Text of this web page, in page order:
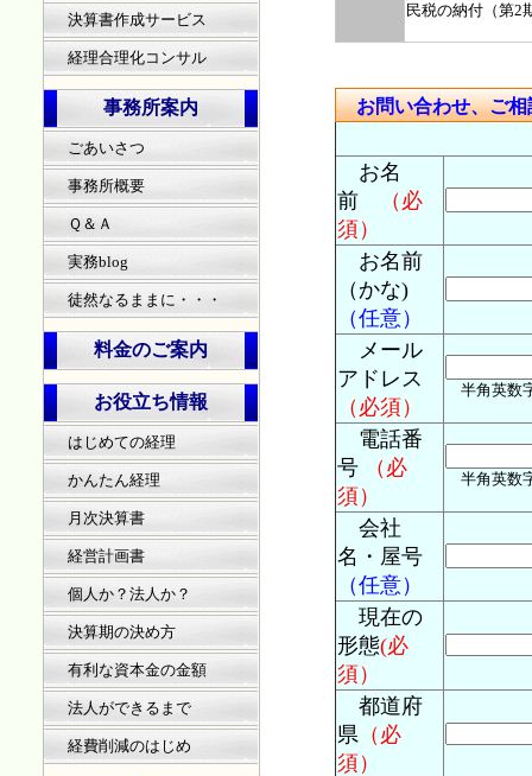
民税の納付（第2
お問い合わせ、ご相
お名
前
（必
須）
お名前
（かな)
（任意）
メール
アドレス
（必須）
半角英数
電話番
号
（必
須）
半角英数
会社
名・屋号
（任意）
現在の
形態(必
須）
都道府
県（必
須）
決算書作成サービス
経理合理化コンサル
事務所案内
ごあいさつ
事務所概要
Ｑ＆Ａ
実務blog
徒然なるままに・・・
料金のご案内
お役立ち情報
はじめての経理
かんたん経理
月次決算書
経営計画書
個人か？法人か？
決算期の決め方
有利な資本金の金額
法人ができるまで
経費削減のはじめ